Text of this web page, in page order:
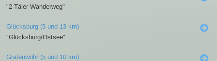
"2-Täler-Wanderweg"
Glücksburg (5 und 13 km)
"Glücksburg/Ostsee"
Grafenwöhr (5 und 10 km)